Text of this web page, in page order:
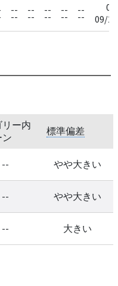
--
--
--
--
--
--
--
--
--
--
0
09/20
リー内
ン
標準偏差
-- やや大きい
-- やや大きい
-- 大きい